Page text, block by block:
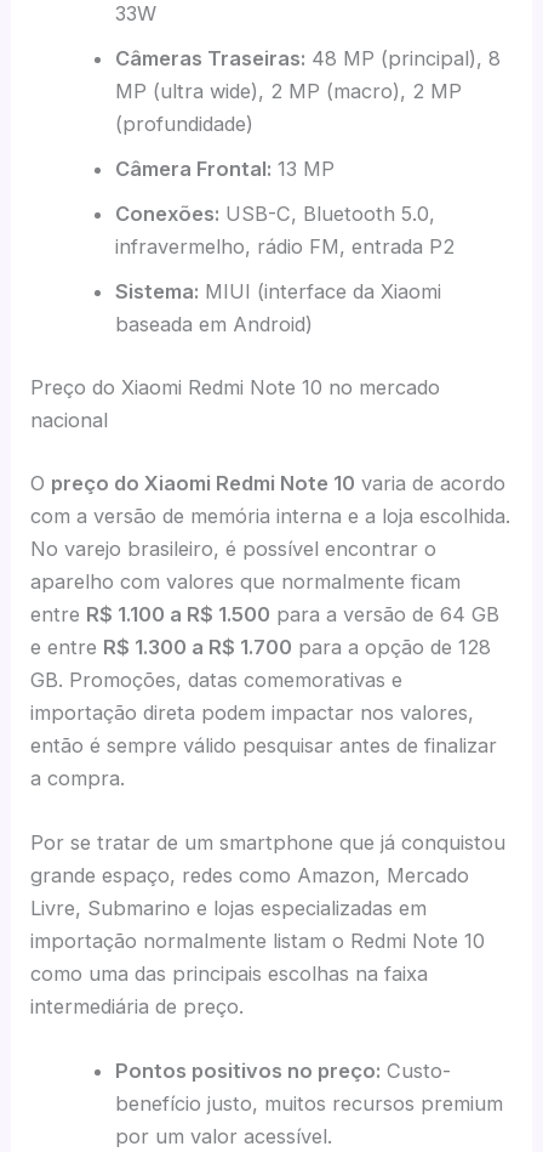
33W
Câmeras Traseiras: 48 MP (principal), 8
MP (ultra wide), 2 MP (macro), 2 MP
(profundidade)
Câmera Frontal: 13 MP
Conexões: USB-C, Bluetooth 5.0,
infravermelho, rádio FM, entrada P2
Sistema: MIUI (interface da Xiaomi
baseada em Android)
Preço do Xiaomi Redmi Note 10 no mercado
nacional
O preço do Xiaomi Redmi Note 10 varia de acordo
com a versão de memória interna e a loja escolhida.
No varejo brasileiro, é possível encontrar o
aparelho com valores que normalmente ficam
entre R$ 1.100 a R$ 1.500 para a versão de 64 GB
e entre R$ 1.300 a R$ 1.700 para a opção de 128
GB. Promoções, datas comemorativas e
importação direta podem impactar nos valores,
então é sempre válido pesquisar antes de finalizar
a compra.
Por se tratar de um smartphone que já conquistou
grande espaço, redes como Amazon, Mercado
Livre, Submarino e lojas especializadas em
importação normalmente listam o Redmi Note 10
como uma das principais escolhas na faixa
intermediária de preço.
Pontos positivos no preço: Custo-
benefício justo, muitos recursos premium
por um valor acessível.